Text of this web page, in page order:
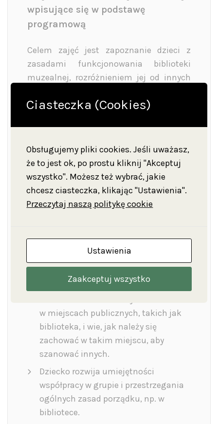
wpisujące się w podstawę
programową
Celem zajęć jest zapoznanie dzieci z
zasadami funkcjonowania biblioteki
muzealnej, rozróżnieniem jej od innych
zasad poruszania się po bibliotece,
zachowania w takim miejscu.
Grupy przedszkolne
Dziecko potrafi rozpoznać różnicę
między biblioteką a innymi
Dziecko rozwija umiejętność
mówienia o książkach, o miejscu ich
przechowywania oraz o funkcji
biblioteki w społeczeństwie.
w miejscach publicznych, takich jak
biblioteka, i wie, jak należy się
zachować w takim miejscu, aby
szanować innych.
Dziecko rozwija umiejętności
współpracy w grupie i przestrzegania
ogólnych zasad porządku, np. w
bibliotece.
Ciasteczka (Cookies)
Obsługujemy pliki cookies. Jeśli uważasz,
że to jest ok, po prostu kliknij "Akceptuj
wszystko". Możesz też wybrać, jakie
chcesz ciasteczka, klikając "Ustawienia".
Przeczytaj naszą politykę cookie
Ustawienia
Zaakceptuj wszystko